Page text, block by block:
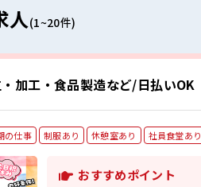
人(1~20件)
加工・食品製造など/日払いOK
の仕事 制服あり 休憩室あり 社員食堂あり
おすすめポイント